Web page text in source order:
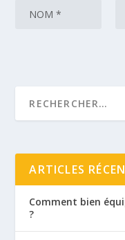
ARTICLES
Comment bien
?